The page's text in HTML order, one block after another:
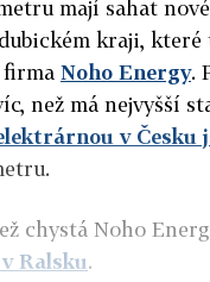
mají sahat
kraji,
Noho Energy.
než má nejvyšší
v Česku
chystá Noho
Ralsku.